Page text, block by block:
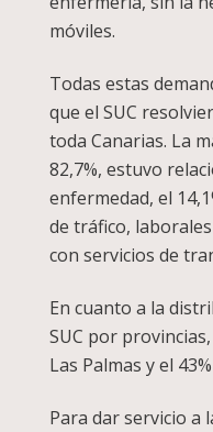
móviles.
Todas estas
que el SUC
toda Canarias. La
82,7%, estuvo
enfermedad, el
de tráfico,
con servicios de
En cuanto a la
SUC por
Las Palmas y el
Para dar servicio a